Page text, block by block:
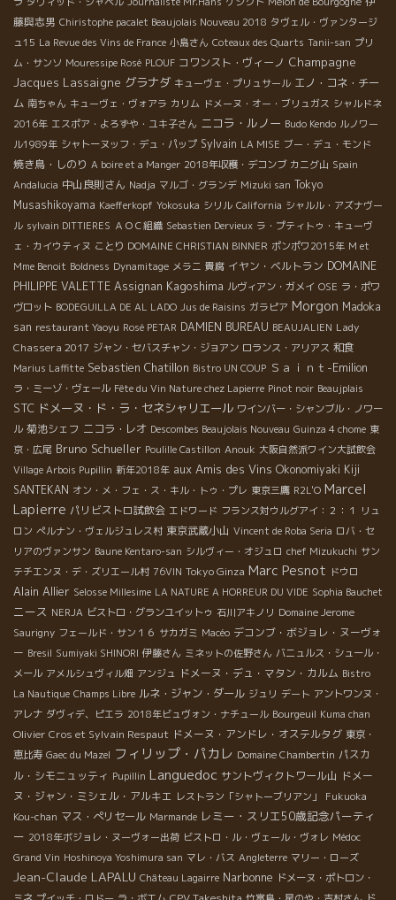
藤與志男 Chiristophe pacalet Beaujolais Nouveau 2018 タヴェル・ヴァンタージ
ュ15 La Revue des Vins de France 小島さん Coteaux des Quarts Tanii-san プリ
ム・サンソ Mouressipe Rosé PLOUF コワンスト・ヴィーノ Champagne
Jacques Lassaigne グラナダ キューヴェ・プリュサール エノ・コネ・チー
ム 南ちゃん キューヴェ・ヴォアラ カリム ドメーヌ・オー・ブリュガス シャルドネ
2016年 エスポア・よろずや・ユキ子さん ニコラ・ルノー Budo Kendo ルノワー
ル1989年 シャトーヌッフ・デュ・パップ Sylvain LA MISE ブー・デュ・モンド
焼き鳥・しのり A boire et a Manger 2018年収穫・デコンブ カニグ山 Spain
Andalucia 中山良則さん Nadja マルゴ・グランデ Mizuki san Tokyo
Musashikoyama Kaefferkopf Yokosuka シリル California シャルル・アズナヴー
ル sylvain DITTIERES ＡＯＣ組織 Sebastien Dervieux ラ・プティトゥ・キューヴ
ェ・カイウティヌ ことり DOMAINE CHRISTIAN BINNER ポンポワ2015年 M et
Mme Benoit Boldness Dynamitage メラニ 貴腐 イヤン・ベルトラン DOMAINE
PHILIPPE VALETTE Assignan Kagoshima ルヴィアン・ガメイ OSE ラ・ポワ
ヴロット BODEGUILLA DE AL LADO Jus de Raisins ガラピア Morgon Madoka
san restaurant Yaoyu Rosé PETAR DAMIEN BUREAU BEAUJALIEN Lady
Chassera 2017 ジャン・セバスチャン・ジョアン ロランス・アリアス 和食
Marius Laffitte Sebastien Chatillon Bistro UN COUP Ｓａｉｎｔ-Emilion
ラ・ミーゾ・ヴェール Fête du Vin Nature chez Lapierre Pinot noir Beaujplais
STC ドメーヌ・ド・ラ・セネシャリエール ワインバー・シャンブル・ノワー
ル 菊池シェフ ニコラ・レオ Descombes Beaujolais Nouveau Guinza 4 chome 東
京・広尾 Bruno Schueller Poulille Castillon Anouk 大阪自然派ワイン大試飲会
Village Arbois Pupillin 新年2018年 aux Amis des Vins Okonomiyaki Kiji
SANTEKAN オン・メ・フェ・ス・キル・トゥ・プレ 東京三鷹 R2L'O Marcel
Lapierre パリビストロ試飲会 エドワード フランス対ウルグアイ：２：１
リュ
ロン ぺルナン・ヴェルジュレス村 東京武蔵小山 Vincent de Roba Seria ロバ・セ
リアのヴァンサン Baune Kentaro-san シルヴィー・オジュロ chef Mizukuchi サン
テチエンヌ・デ・ズリエール村 76VIN Tokyo Ginza Marc Pesnot ドウロ
Alain Allier Selosse Millesime LA NATURE A HORREUR DU VIDE Sophia Bauchet
ニース NERJA ビストロ・グランユイットゥ 石川アキノリ Domaine Jerome
Saurigny フェールド・サン１６ サカガミ Macéo デコンブ・ボジョレ・ヌーヴォ
ー Bresil Sumiyaki SHINORI 伊藤さん ミネットの佐野さん バニュルス・シュール・
メール アメルシュヴィル畑 アンジュ ドメーヌ・デュ・マタン・カルム Bistro
La Nautique Champs Libre ルネ・ジャン・ダール ジュリ デート アントワンヌ・
アレナ ダヴィデ、ピエラ 2018年ビュヴォン・ナチュール Bourgeuil Kuma chan
Olivier Cros et Sylvain Respaut ドメーヌ・アンドレ・オステルタグ 東京・
恵比寿 Gaec du Mazel フィリップ・パカレ Domaine Chambertin パスカ
ル・シモニュッティ Pupillin Languedoc サントヴィクトワール山 ドメー
ヌ・ジャン・ミシェル・アルキエ レストラン「シャトーブリアン」
Fukuoka
Kou-chan マス・ぺリセール Marmande レミー・スリエ50歳記念パーティ
ー 2018年ボジョレ・ヌーヴォー出荷 ビストロ・ル・ヴェール・ヴォレ Médoc
Grand Vin Hoshinoya Yoshimura san マレ・バス Angleterre マリー・ローズ
Jean-Claude LAPALU Château Lagairre Narbonne ドメーヌ・ポトロン・